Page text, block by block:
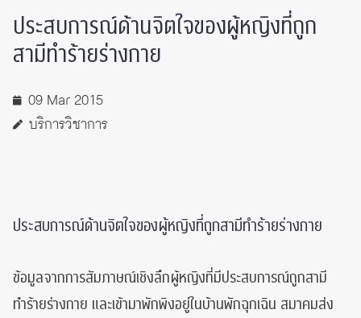
ประสบการณ์ด้านจิตใจของผู้หญิงที่ถูก
สามีทำร้ายร่างกาย
09 Mar 2015
บริการวิชาการ
ประสบการณ์ด้านจิตใจของผู้หญิงที่ถูกสามีทำร้ายร่างกาย
ข้อมูลจากการสัมภาษณ์เชิงลึกผู้หญิงที่มีประสบการณ์ถูกสามี
ทำร้ายร่างกาย และเข้ามาพักพิงอยู่ในบ้านพักฉุกเฉิน สมาคมส่ง